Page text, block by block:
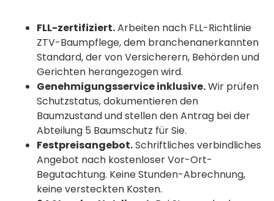
FLL-zertifiziert.Arbeiten nach FLL-Richtlinie
ZTV-Baumpflege, dem branchenanerkannten
Standard, der von Versicherern, Behörden und
Gerichten herangezogen wird.
Genehmigungsservice inklusive.Wir prüfen
Schutzstatus, dokumentieren den
Baumzustand und stellen den Antrag bei der
Abteilung 5 Baumschutz für Sie.
Festpreisangebot.Schriftliches verbindliches
Angebot nach kostenloser Vor-Ort-
Begutachtung. Keine Stunden-Abrechnung,
keine versteckten Kosten.